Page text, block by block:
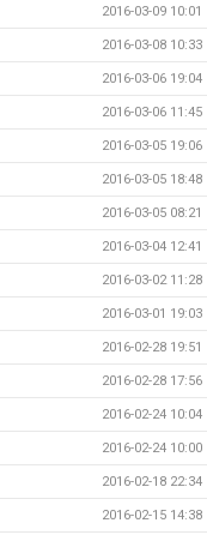
2016-03-09 10:01
2016-03-08 10:33
2016-03-06 19:04
2016-03-06 11:45
2016-03-05 19:06
2016-03-05 18:48
2016-03-05 08:21
2016-03-04 12:41
2016-03-02 11:28
2016-03-01 19:03
2016-02-28 19:51
2016-02-28 17:56
2016-02-24 10:04
2016-02-24 10:00
2016-02-18 22:34
2016-02-15 14:38